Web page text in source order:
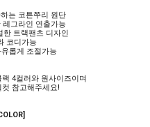
는 코튼쭈리 원단
그라인 연출가능
한 트랙팬츠 디자인
코디가능
롭게 조절가능
4컬러와 원사이즈이며
참고해주세요!